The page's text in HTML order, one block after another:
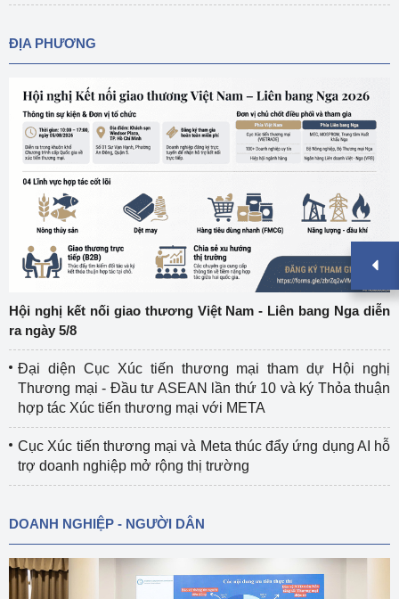
ĐỊA PHƯƠNG
Hội nghị kết nối giao thương Việt Nam - Liên bang Nga diễn
ra ngày 5/8
Đại diện Cục Xúc tiến thương mại tham dự Hội nghị
Thương mại - Đầu tư ASEAN lần thứ 10 và ký Thỏa thuận
hợp tác Xúc tiến thương mại với META
Cục Xúc tiến thương mại và Meta thúc đẩy ứng dụng AI hỗ
trợ doanh nghiệp mở rộng thị trường
DOANH NGHIỆP - NGƯỜI DÂN